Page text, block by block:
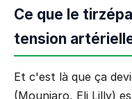
Ce que le
tension
Et c'est là que ça
(Mounjaro, Eli Lilly)